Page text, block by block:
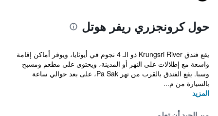
حول كرونجزري ريفر هوتل
يقع فندق Krungsri River ذو الـ 4 نجوم في أيوثايا، ويوفر أماكن إقامة
واسعة مع إطلالات على النهر أو المدينة، ويحتوي على مطعم ومسبح
وسبا. يقع الفندق بالقرب من نهر Pa Sak، على بعد حوالي ساعة
بالسيارة من م...
المزيد